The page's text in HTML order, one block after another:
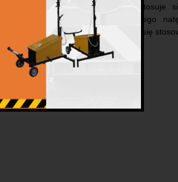
Zapory drogowe podwójne U-20d stosuje
szczególnie w miejscach zwiększonego
podstawowych, przedszkoli itp. zaleca się